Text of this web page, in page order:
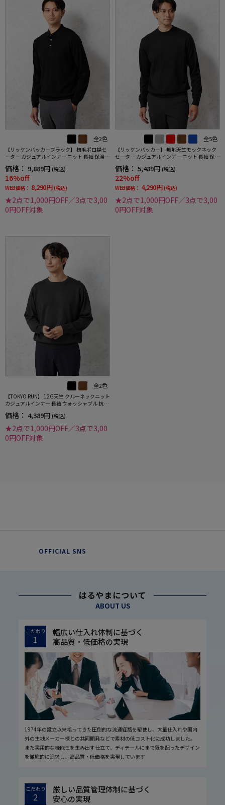
全2色
【リッケンバッカーブラック】 梳毛ポロ襟セ
ーター カジュアルインナー ニット 長袖 保温
秋冬
価格： 9,889円 (税込)
16%off
WEB価格： 8,290円 (税込)
★2点で1,000円OFF／3点で3,00
0円OFF対象
全5色
【リッケンバッカー】 無地天竺モックネック
セーター カジュアルインナー ニット 長袖 保温
秋冬
価格： 5,489円 (税込)
22%off
WEB価格： 4,290円 (税込)
★2点で1,000円OFF／3点で3,00
0円OFF対象
全2色
【TOKYO RUN】 12G天竺 クルーネックニット
カジュアルインナー 長袖 ウォッシャブル 抗ピ
リング 秋冬
価格： 4,389円 (税込)
★2点で1,000円OFF／3点で3,00
0円OFF対象
OFFICIAL SNS
はるやまについて
ABOUT US
こだわり
1
幅広い仕入れ体制に基づく
高品質・低価格の実現
1974年の設立以来培ってきた圧倒的な流通経路を駆使し、大量仕入れや国内
外の生地メーカー様との共同開発などで素材の低コスト化に成功しました。
また実用的な機能性を生み出す仕立て、ディテールにまで気を配ったデザイン
を徹底的に追求し、高品質・低価格を実現しています
こだわり
2
厳しい品質管理体制に基づく
安心の実現